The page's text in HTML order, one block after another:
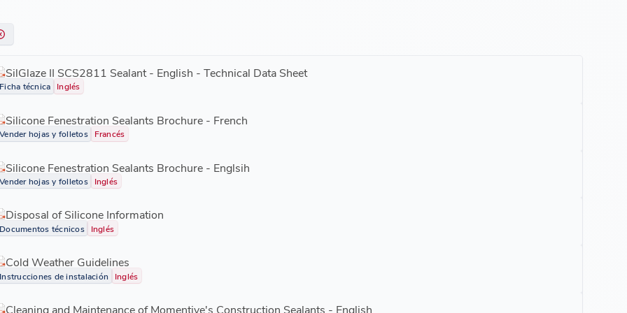
SilGlaze II SCS2811 Sealant - English - Technical Data Sheet
Ficha técnica Inglés
Silicone Fenestration Sealants Brochure - French
Vender hojas y folletos Francés
Silicone Fenestration Sealants Brochure - Englsih
Vender hojas y folletos Inglés
Disposal of Silicone Information
Documentos técnicos Inglés
Cold Weather Guidelines
Instrucciones de instalación Inglés
Cleaning and Maintenance of Momentive's Construction Sealants - English